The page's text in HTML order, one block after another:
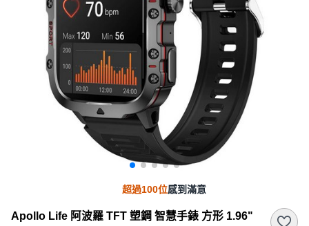
超過100位感到滿意
Apollo Life 阿波羅 TFT 塑鋼 智慧手錶 方形 1.96"